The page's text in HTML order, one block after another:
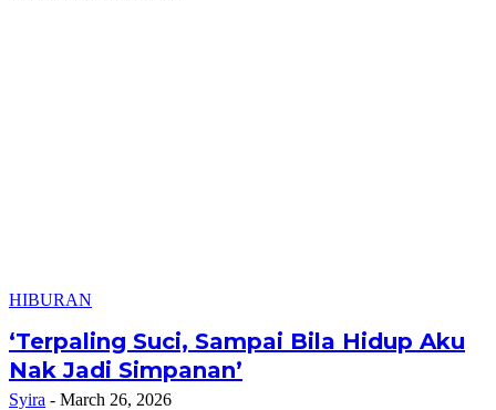
HIBURAN
‘Terpaling Suci, Sampai Bila Hidup Aku
Nak Jadi Simpanan’
Syira - March 26, 2026